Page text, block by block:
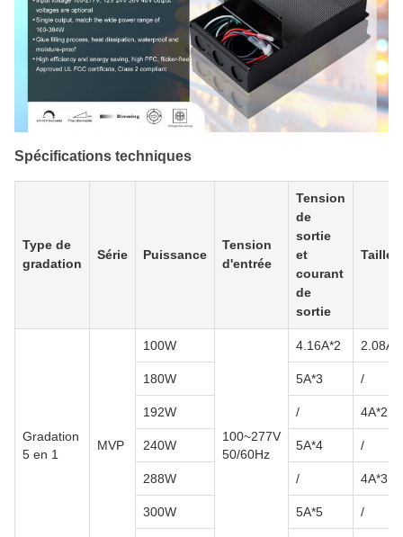
Spécifications techniques
Type de
gradation
Série Puissance
Tension
d'entrée
Tension
de
sortie
et
courant
de
sortie
Taille
Gradation
5 en 1
MVP
100W
100~277V
50/60Hz
4.16A*2
180W 5A*3 /
192W / 4A*2
240W 5A*4 /
288W / 4A*3
300W 5A*5 /